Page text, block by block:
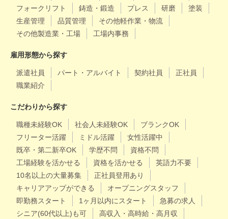
フォークリフト
鋳造・鍛造 プレス 研磨
塗装
生産管理
品質管理
その他軽作業・物流
その他製造業・工場
工場内事務
雇用形態から探す
派遣社員 パート・アルバイト 契約社員
正社員
職業紹介
こだわりから探す
職種未経験OK 社会人未経験OK
ブランクOK
フリーター活躍
ミドル活躍
女性活躍中
既卒・第二新卒OK
学歴不問
資格不問
工場経験を活かせる
資格を活かせる
英語力不要
10名以上の大量募集
正社員登用あり
キャリアアップができる
オープニングスタッフ
即勤務スタート
1ヶ月以内にスタート
急募の求人
シニア(60代以上)も可
高収入・高時給・高月収